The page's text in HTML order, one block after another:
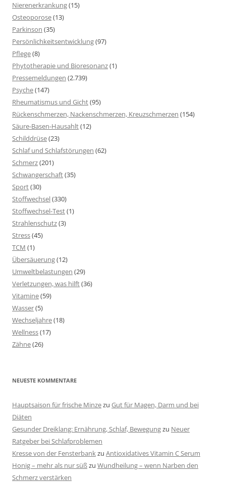
Nierenerkrankung(15)
Osteoporose(13)
Parkinson (35)
Persönlichkeitsentwicklung(97)
Pflege(8)
Phytotherapie und Bioresonanz(1)
Pressemeldungen (2.739)
Psyche(147)
Rheumatismus und Gicht(95)
Rückenschmerzen, Nackenschmerzen, Kreuzschmerzen (154)
Säure-Basen-Hausahlt(12)
Schilddrüse(23)
Schlaf und Schlafstörungen (62)
Schmerz(201)
Schwangerschaft(35)
Sport(30)
Stoffwechsel(330)
Stoffwechsel-Test(1)
Strahlenschutz(3)
Stress(45)
TCM (1)
Übersäuerung(12)
Umweltbelastungen (29)
Verletzungen, was hilft(36)
Vitamine(59)
Wasser(5)
Wechseljahre(18)
Wellness(17)
Zähne(26)
NEUESTE KOMMENTARE
Hauptsaison für frische Minzezu Gut für Magen, Darm und bei
Diäten
Gesunder Dreiklang: Ernährung, Schlaf, Bewegungzu Neuer
Ratgeber bei Schlafproblemen
Kresse von der Fensterbankzu Antioxidatives Vitamin C Serum
Honig – mehr als nur süßzu Wundheilung – wenn Narben den
Schmerz verstärken